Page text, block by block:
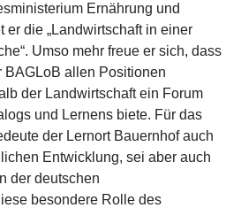
Ernährung und
er die „Landwirtschaft in einer
Umso mehr freue er sich, dass
BAGLoB allen Positionen
der Landwirtschaft ein Forum
und Lernens biete. Für das
der Lernort Bauernhof auch
Entwicklung, sei aber auch
der deutschen
besondere Rolle des